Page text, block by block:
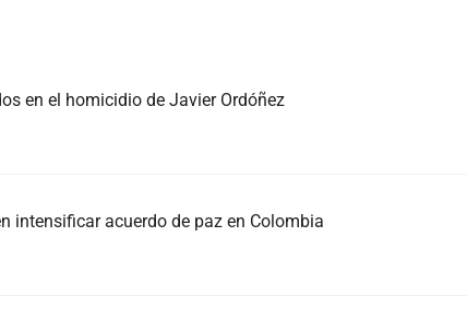
en el homicidio de Javier Ordóñez
intensificar acuerdo de paz en Colombia